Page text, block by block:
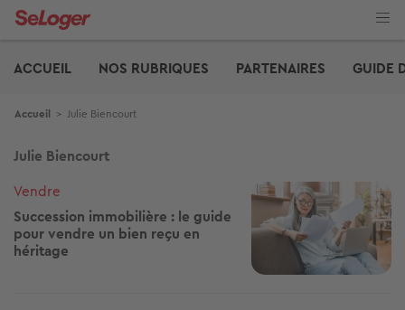
Aller
ACCUEIL
NOS RUBRIQUES PARTENAIRES GUIDE
Fil d'Ariane
Accueil > Julie Biencourt
Julie Biencourt
Image
Vendre
Succession immobilière : le guide
pour vendre un bien reçu en
héritage